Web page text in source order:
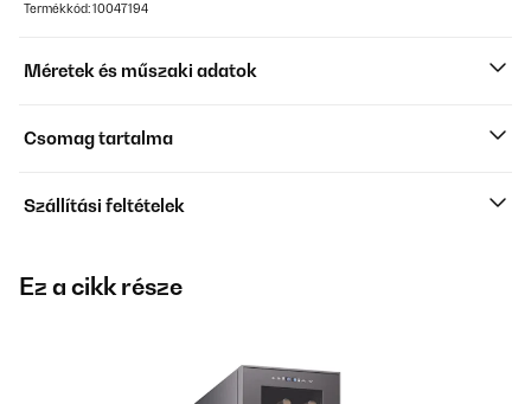
Termékkód: 10047194
Méretek és műszaki adatok
Csomag tartalma
Szállítási feltételek
Ez a cikk része